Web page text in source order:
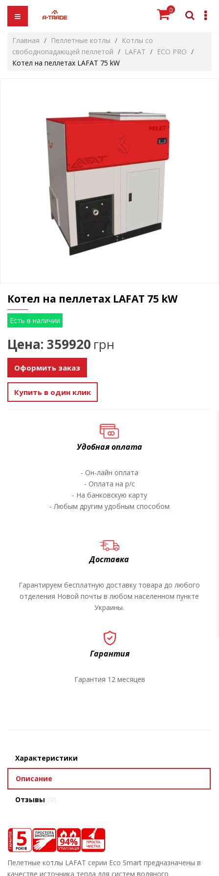
0
Главная Пеллетные котлы
Котлы со
свободнопадающей пеллетой
LAFAT
ECO PRO
Котел на пеллетах LAFAT 75 kW
Котел на пеллетах LAFAT 75 kW
Есть в наличии
Цена: 359920 грн
Оформить заказ
Купить в один клик
Удобная оплата
- Он-лайн оплата
- Оплата на р/c
- На банковскую карту
- Любым другим удобным способом
Доставка
Гарантируем бесплатную доставку товара до любого
отделения Новой почты в любом населенном пункте
Украины.
Гарантия
Гарантия 12 месяцев
Характеристики
Описание
Отзывы
Пелетные котлы LAFAT серии Eco Smart предназначены в
качестве источника тепла для систем водяного